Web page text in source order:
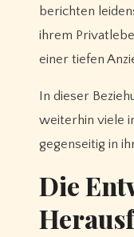
berichten
ihrem
einer tiefen
In dieser
weiterhin viele
gegenseitig in
Die